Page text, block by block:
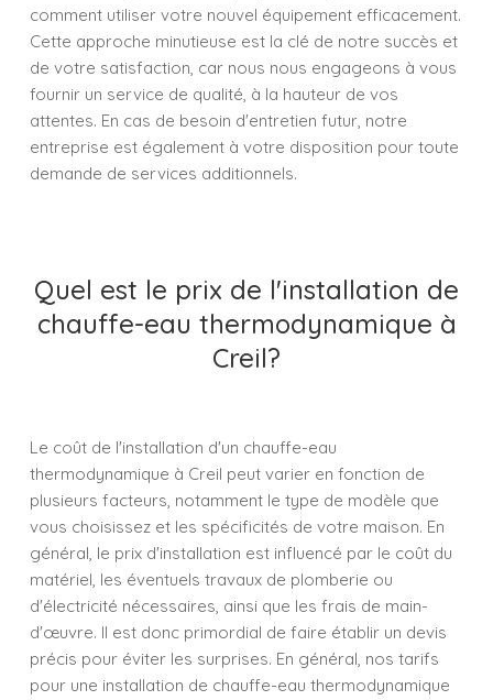
comment utiliser votre nouvel équipement efficacement.
Cette approche minutieuse est la clé de notre succès et
de votre satisfaction, car nous nous engageons à vous
fournir un service de qualité, à la hauteur de vos
attentes. En cas de besoin d'entretien futur, notre
entreprise est également à votre disposition pour toute
demande de services additionnels.
Quel est le prix de l'installation de
chauffe-eau thermodynamique à
Creil?
Le coût de l'installation d'un chauffe-eau
thermodynamique à Creil peut varier en fonction de
plusieurs facteurs, notamment le type de modèle que
vous choisissez et les spécificités de votre maison. En
général, le prix d'installation est influencé par le coût du
matériel, les éventuels travaux de plomberie ou
d'électricité nécessaires, ainsi que les frais de main-
d'œuvre. Il est donc primordial de faire établir un devis
précis pour éviter les surprises. En général, nos tarifs
pour une installation de chauffe-eau thermodynamique